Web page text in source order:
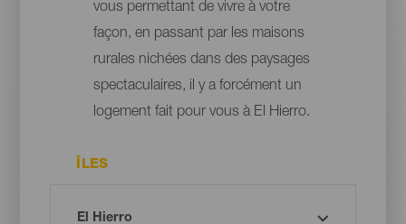
vous permettant de vivre à votre
façon, en passant par les maisons
rurales nichées dans des paysages
spectaculaires, il y a forcément un
logement fait pour vous à El Hierro.
ÎLES